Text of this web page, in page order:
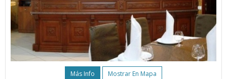
Más Info Mostrar En Mapa